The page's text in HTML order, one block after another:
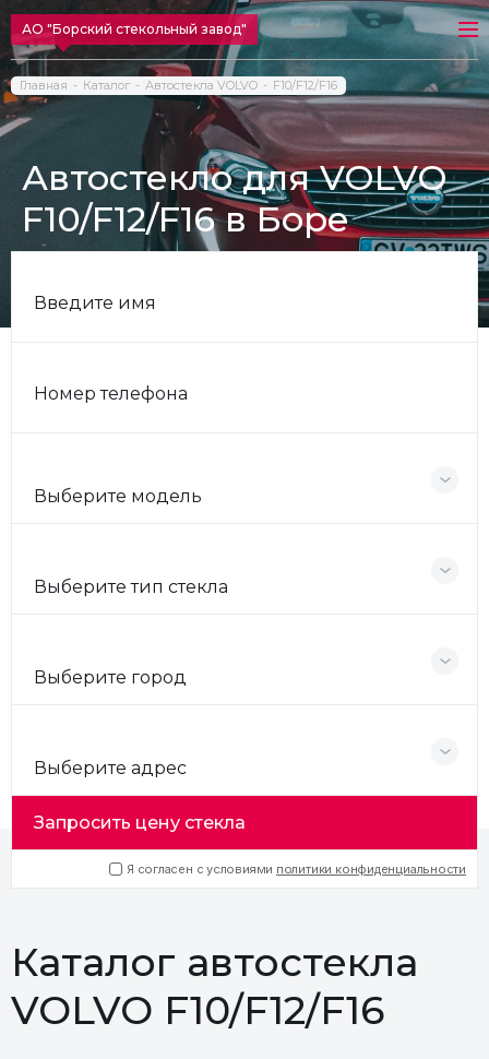
АО "Борский стекольный завод"
Главная Каталог Автостекла VOLVO F10/F12/F16
Автостекло для VOLVO
F10/F12/F16 в Боре
Введите имя
Номер телефона
Выберите модель
Выберите тип стекла
Выберите город
Выберите адрес
Запросить цену стекла
Я согласен с условиями политики конфиденциальности
Каталог автостекла
VOLVO F10/F12/F16